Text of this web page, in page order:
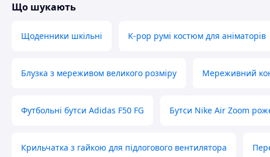
плит
Що шукають
Щоденники шкільні K-pop румі костюм для аніматорів
Блузка з мереживом великого розміру Мереживний
Футбольні бутси Adidas F50 FG Бутси Nike Air Zoom
Крильчатка з гайкою для підлогового вентилятора